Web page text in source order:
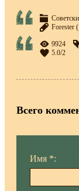
Forester
9924
5.0/2
Всего
Имя *: